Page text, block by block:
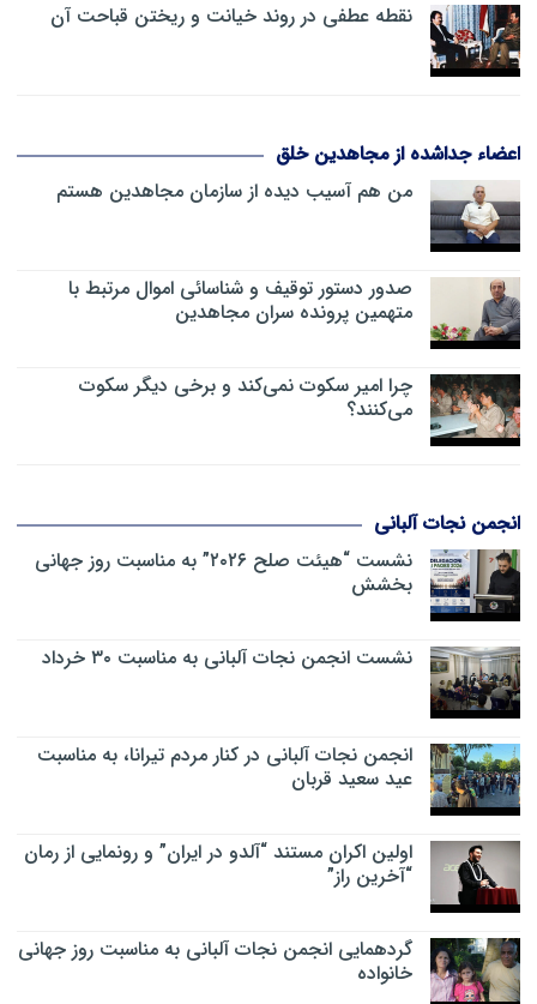
نقطه عطفی در روند خیانت و ریختن قباحت آن
اعضاء جداشده از مجاهدین خلق
من هم آسیب دیده از سازمان مجاهدین هستم
صدور دستور توقیف و شناسائی اموال مرتبط با
متهمین پرونده سران مجاهدین
چرا امیر سکوت نمی‌کند و برخی دیگر سکوت
می‌کنند؟
انجمن نجات آلبانی
نشست “هیئت صلح ۲۰۲۶” به مناسبت روز جهانی
بخشش
نشست انجمن نجات آلبانی به مناسبت ۳۰ خرداد
انجمن نجات آلبانی در کنار مردم تیرانا، به مناسبت
عید سعید قربان
اولین اکران مستند “آلدو در ایران” و رونمایی از رمان
“آخرین راز”
گردهمایی انجمن نجات آلبانی به مناسبت روز جهانی
خانواده